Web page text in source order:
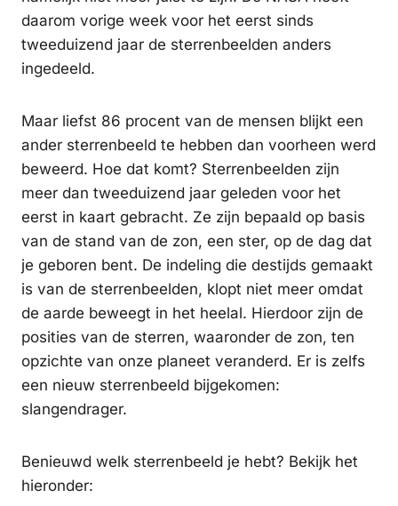
daarom vorige week voor het eerst sinds
tweeduizend jaar de sterrenbeelden anders
ingedeeld.
Maar liefst 86 procent van de mensen blijkt een
ander sterrenbeeld te hebben dan voorheen werd
beweerd. Hoe dat komt? Sterrenbeelden zijn
meer dan tweeduizend jaar geleden voor het
eerst in kaart gebracht. Ze zijn bepaald op basis
van de stand van de zon, een ster, op de dag dat
je geboren bent. De indeling die destijds gemaakt
is van de sterrenbeelden, klopt niet meer omdat
de aarde beweegt in het heelal. Hierdoor zijn de
posities van de sterren, waaronder de zon, ten
opzichte van onze planeet veranderd. Er is zelfs
een nieuw sterrenbeeld bijgekomen:
slangendrager.
Benieuwd welk sterrenbeeld je hebt? Bekijk het
hieronder: